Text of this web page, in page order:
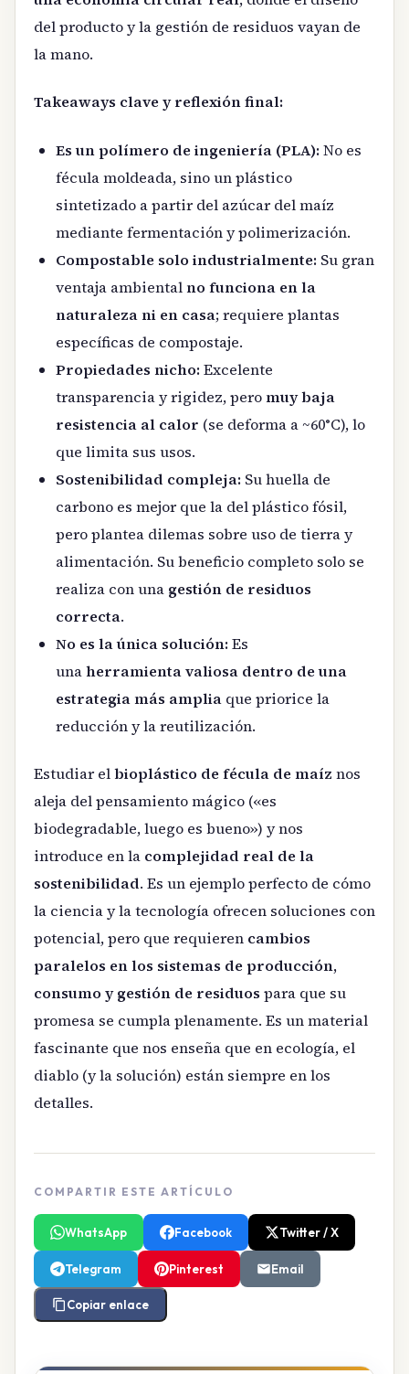
del producto y la gestión de residuos vayan de
la mano.
Takeaways clave y reflexión final:
Es un polímero de ingeniería (PLA):No es
fécula moldeada, sino un plástico
sintetizado a partir del azúcar del maíz
mediante fermentación y polimerización.
Compostable solo industrialmente: Su gran
ventaja ambientalno funciona en la
naturaleza ni en casa; requiere plantas
específicas de compostaje.
Propiedades nicho:Excelente
transparencia y rigidez, peromuy baja
resistencia al calor (se deforma a ~60°C), lo
que limita sus usos.
Sostenibilidad compleja: Su huella de
carbono es mejor que la del plástico fósil,
pero plantea dilemas sobre uso de tierra y
alimentación. Su beneficio completo solo se
realiza con una gestión de residuos
correcta.
No es la única solución:Es
unaherramienta valiosa dentro de una
estrategia más amplia que priorice la
reducción y la reutilización.
Estudiar elbioplástico de fécula de maíz nos
aleja del pensamiento mágico («es
biodegradable, luego es bueno») y nos
introduce en la complejidad real de la
sostenibilidad. Es un ejemplo perfecto de cómo
la ciencia y la tecnología ofrecen soluciones con
potencial, pero que requieren cambios
paralelos en los sistemas de producción,
consumo y gestión de residuos para que su
promesa se cumpla plenamente. Es un material
fascinante que nos enseña que en ecología, el
diablo (y la solución) están siempre en los
detalles.
COMPARTIR ESTE ARTÍCULO
WhatsApp Facebook Twitter / X
Telegram Pinterest Email
Copiar enlace